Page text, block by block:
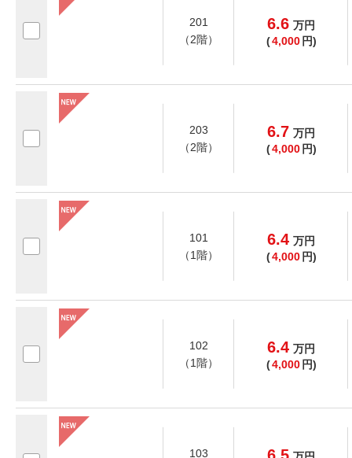
201
（2階）
6.6 万円
(4,000 円)
203
（2階）
6.7 万円
(4,000 円)
101
（1階）
6.4 万円
(4,000 円)
102
（1階）
6.4 万円
(4,000 円)
103